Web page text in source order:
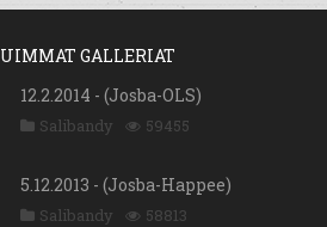
GALLERIAT
12.2.2014 - (Josba-OLS)
Salibandy 59455
5.12.2013 - (Josba-Happee)
Salibandy 58813